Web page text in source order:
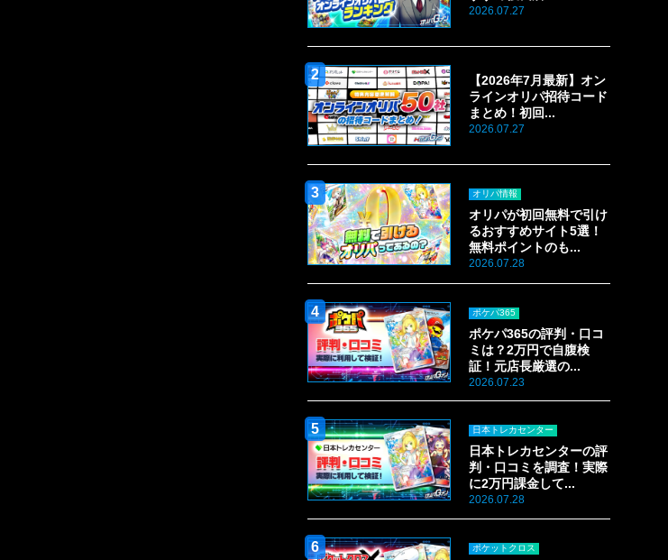
2026.07.27
【2026年7月最新】オン
ラインオリパ招待コード
まとめ！初回...
2026.07.27
オリパ情報
オリパが初回無料で引け
るおすすめサイト5選！
無料ポイントのも...
2026.07.28
ポケパ365
ポケパ365の評判・口コ
ミは？2万円で自腹検
証！元店長厳選の...
2026.07.23
日本トレカセンター
日本トレカセンターの評
判・口コミを調査！実際
に2万円課金して...
2026.07.28
ポケットクロス